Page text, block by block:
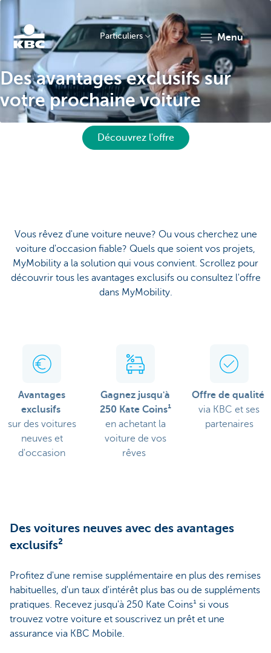
Particulieren
Particuliers menu
Des avantages exclusifs sur
votre prochaine voiture
Découvrez l'offre
Vous rêvez d'une voiture neuve? Ou vous cherchez une
voiture d'occasion fiable? Quels que soient vos projets,
MyMobility a la solution qui vous convient. Scrollez pour
découvrir tous les avantages exclusifs ou consultez l'offre
dans MyMobility.
Avantages
exclusifs
sur des voitures
neuves et
d'occasion
Gagnez jusqu'à
250 Kate Coins¹
en achetant la
voiture de vos
rêves
Offre de qualité
via KBC et ses
partenaires
Des voitures neuves avec des avantages
exclusifs²
Profitez d'une remise supplémentaire en plus des remises
habituelles, d'un taux d'intérêt plus bas ou de suppléments
pratiques. Recevez jusqu'à 250 Kate Coins¹ si vous
trouvez votre voiture et souscrivez un prêt et une
assurance via KBC Mobile.